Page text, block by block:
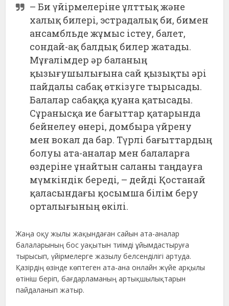
– Би үйірмелеріне ұлттық және
халық билері, эстрадалық би, бимен
ансамбльде жұмыс істеу, балет,
сондай-ақ балдық билер жатады.
Мұғалімдер әр баланың
қызығушылығына сай қызықты әрі
пайдалы сабақ өткізуге тырысады.
Балалар сабаққа қуана қатысады.
Сұранысқа ие бағыттар қатарында
бейнелеу өнері, домбыра үйрену
мен вокал да бар. Түрлі бағыттардың
болуы ата-аналар мен балаларға
өздеріне ұнайтын саланы таңдауға
мүмкіндік береді, – дейді Қостанай
қаласындағы қосымша білім беру
орталығының өкілі.
Жаңа оқу жылы жақындаған сайын ата-аналар
балаларының бос уақытын тиімді ұйымдастыруға
тырысып, үйірмелерге жазылу белсенділігі артуда.
Қазірдің өзінде көптеген ата-ана онлайн жүйе арқылы
өтініш беріп, бағдарламаның артықшылықтарын
пайдаланып жатыр.